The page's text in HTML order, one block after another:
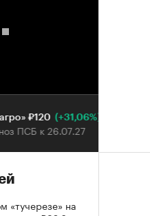
₽120 (+31,06%)
ПСБ к 26.07.27
«тучерезе» на